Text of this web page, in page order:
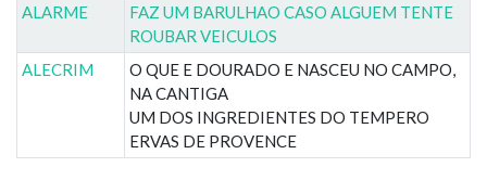
ALARME
FAZ UM BARULHAO CASO ALGUEM TENTE
ROUBAR VEICULOS
ALECRIM
O QUE E DOURADO E NASCEU NO CAMPO,
NA CANTIGA
UM DOS INGREDIENTES DO TEMPERO
ERVAS DE PROVENCE